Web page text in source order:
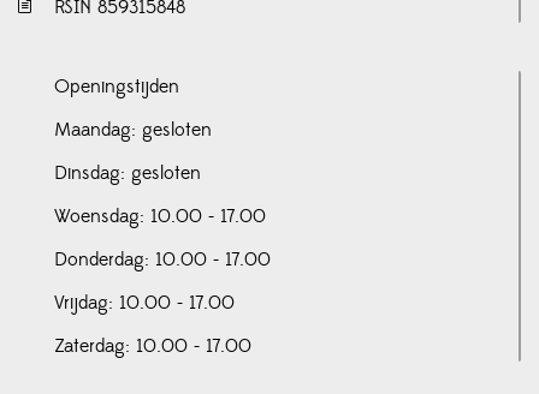
RSIN 859315848
Openingstijden
Maandag: gesloten
Dinsdag: gesloten
Woensdag: 10.00 - 17.00
Donderdag: 10.00 - 17.00
Vrijdag: 10.00 - 17.00
Zaterdag: 10.00 - 17.00